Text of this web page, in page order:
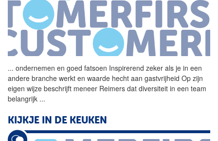
... ondernemen en goed fatsoen Inspirerend zeker als je in een
andere branche werkt en waarde hecht aan gastvrijheid Op zijn
eigen wijze beschrijft meneer Reimers dat diversiteit in een team
belangrijk ...
KIJKJE IN DE KEUKEN